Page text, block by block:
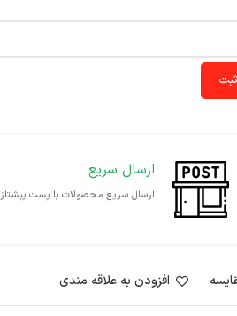
ثبت
ارسال سریع
ارسال سریع محصولات با پست پیشتاز
افزودن به علاقه مندی